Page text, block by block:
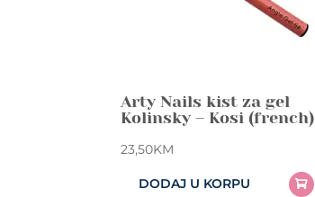
Arty Nails kist za gel
Kolinsky – Kosi (french)
23,50KM
DODAJ U KORPU